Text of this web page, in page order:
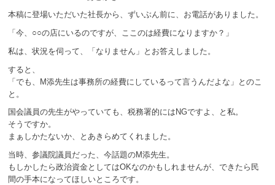
本稿に登場いただいた社長から、ずいぶん前に、お電話がありました。
「今、○○の店にいるのですが、ここのは経費になりますか？」
私は、状況を伺って、「なりません」とお答えしました。
すると、
「でも、M添先生は事務所の経費にしているって言うんだよな」とのこ
と。
国会議員の先生がやっていても、税務署的にはNGですよ、と私。
そうですか。
まぁしかたないか、とあきらめてくれました。
当時、参議院議員だった、今話題のM添先生。
もしかしたら政治資金としてはOKなのかもしれませんが、できたら民
間の手本になってほしいところです。